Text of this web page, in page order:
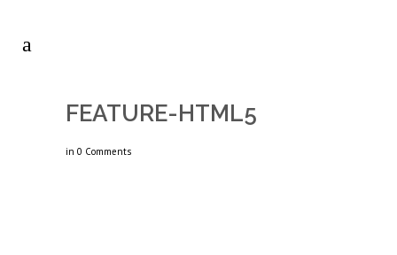
FEATURE-HTML5
in 0 Comments